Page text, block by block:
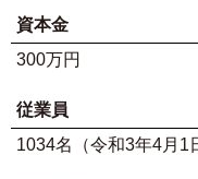
資本金
300万円
従業員
1034名（令和3年4月1